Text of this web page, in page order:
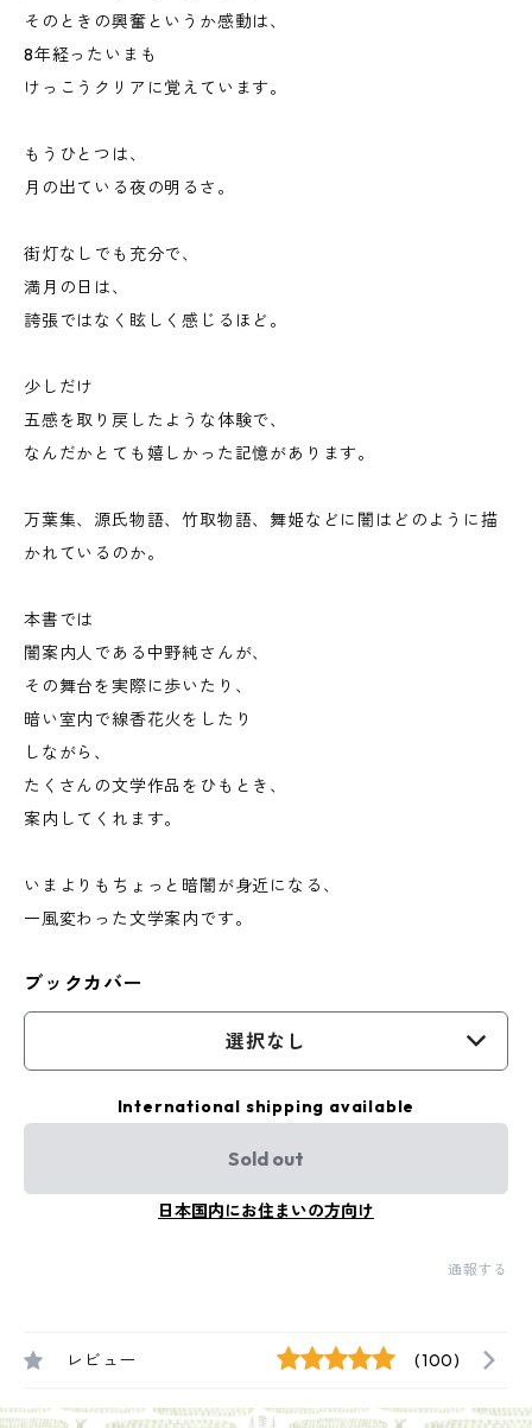
そのときの興奮というか感動は、
8年経ったいまも
けっこうクリアに覚えています。
もうひとつは、
月の出ている夜の明るさ。
街灯なしでも充分で、
満月の日は、
誇張ではなく眩しく感じるほど。
少しだけ
五感を取り戻したような体験で、
なんだかとても嬉しかった記憶があります。
万葉集、源氏物語、竹取物語、舞姫などに闇はどのように描
かれているのか。
本書では
闇案内人である中野純さんが、
その舞台を実際に歩いたり、
暗い室内で線香花火をしたり
しながら、
たくさんの文学作品をひもとき、
案内してくれます。
いまよりもちょっと暗闇が身近になる、
一風変わった文学案内です。
ブックカバー
選択なし
International shipping available
Sold out
日本国内にお住まいの方向け
通報する
レビュー (100)